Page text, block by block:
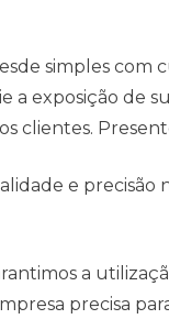
simples com
a exposição de
clientes.
e
a
precisa